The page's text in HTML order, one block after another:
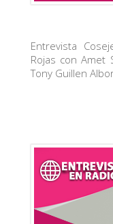
Entrevista
Rojas con Amet
Tony Guillen